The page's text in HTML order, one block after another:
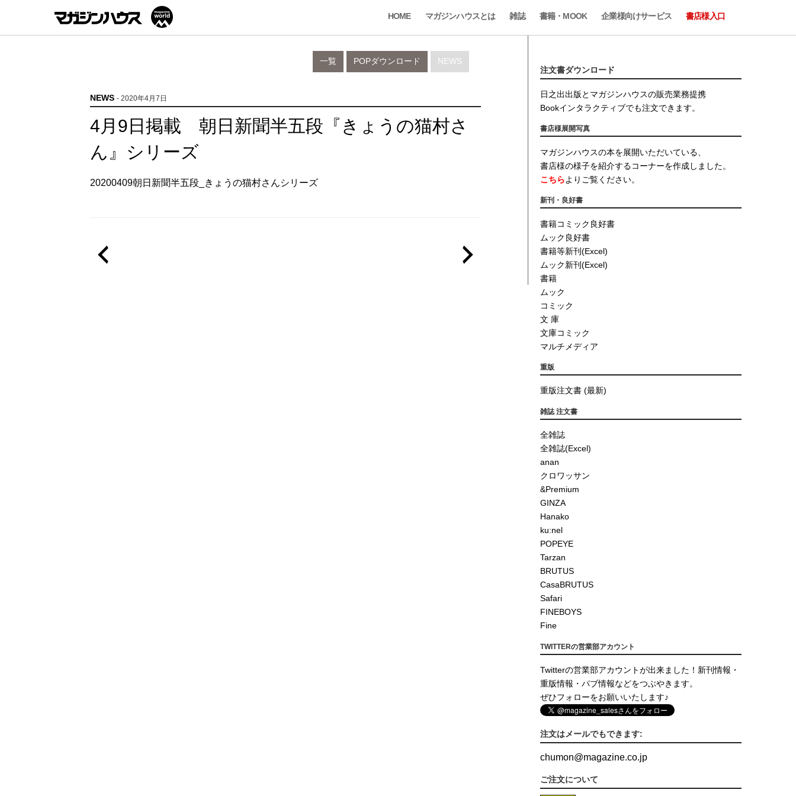
HOME マガジンハウスとは 雑誌 書籍・MOOK 企業様向けサービス 書店様入口
NEWS
POPダウンロード
一覧
NEWS - 2020年4月7日
4月9日掲載 朝日新聞半五段『きょうの猫村さ
ん』シリーズ
20200409朝日新聞半五段_きょうの猫村さんシリーズ
注文書ダウンロード
日之出出版とマガジンハウスの販売業務提携
Bookインタラクティブでも注文できます。
書店様展開写真
マガジンハウスの本を展開いただいている、
書店様の様子を紹介するコーナーを作成しました。
こちらよりご覧ください。
新刊・良好書
書籍コミック良好書
ムック良好書
書籍等新刊(Excel)
ムック新刊(Excel)
書籍
ムック
コミック
文 庫
文庫コミック
マルチメディア
重版
重版注文書 (最新)
雑誌 注文書
全雑誌
全雑誌(Excel)
anan
クロワッサン
&Premium
GINZA
Hanako
ku:nel
POPEYE
Tarzan
BRUTUS
CasaBRUTUS
Safari
FINEBOYS
Fine
TWITTERの営業部アカウント
Twitterの営業部アカウントが出来ました！新刊情報・
重版情報・パブ情報などをつぶやきます。
ぜひフォローをお願いいたします♪
注文はメールでもできます:
chumon@magazine.co.jp
ご注文について